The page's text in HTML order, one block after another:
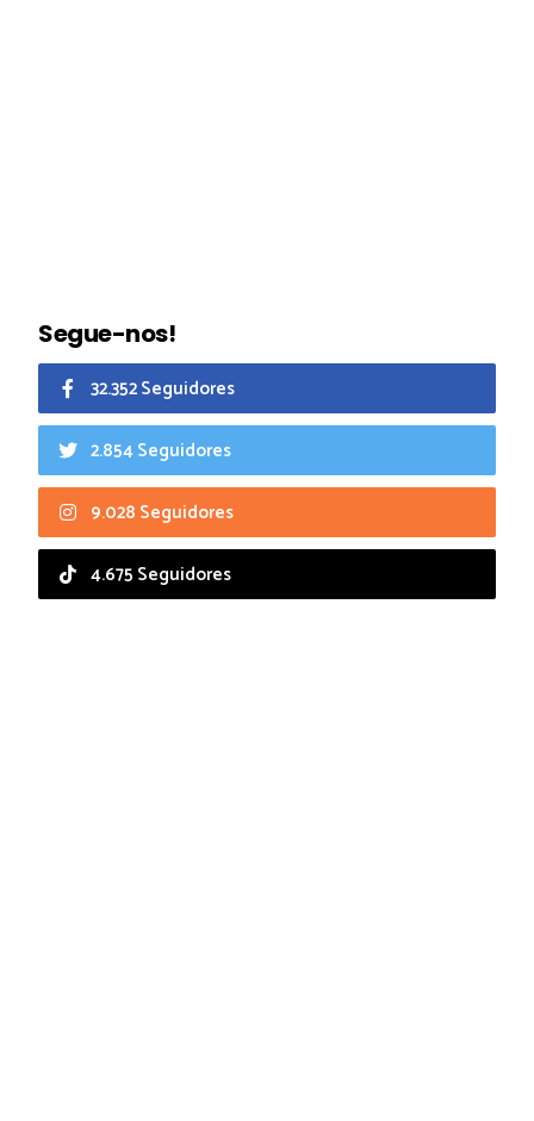
Segue-nos!
32.352 Seguidores
2.854 Seguidores
9.028 Seguidores
4.675 Seguidores